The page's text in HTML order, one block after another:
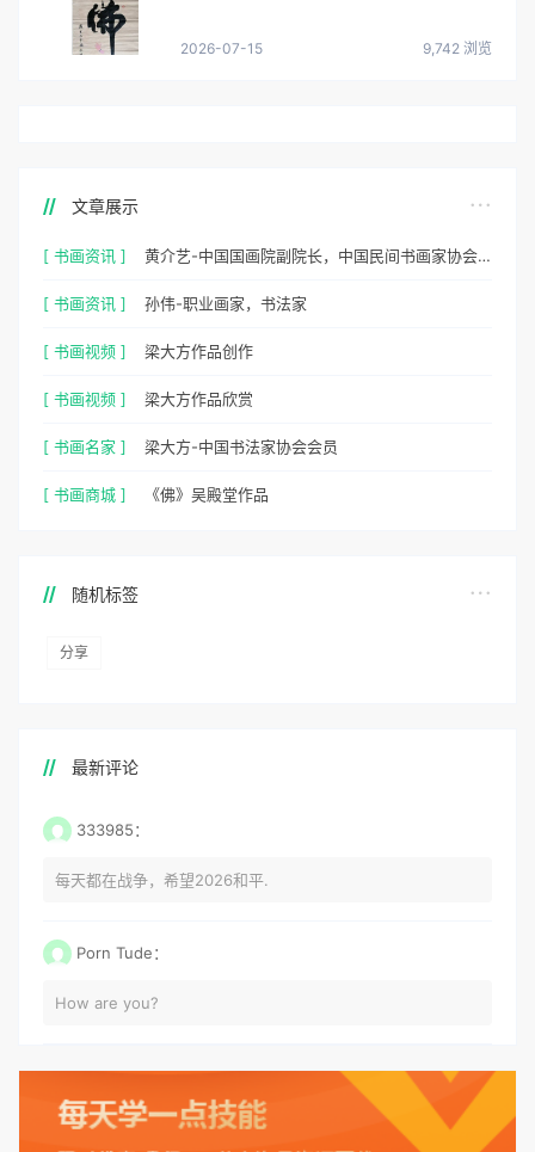
2026-07-15 9,742 浏览
文章展示
[ 书画资讯 ] 黄介艺-中国国画院副院长，中国民间书画家协会副主席
[ 书画资讯 ] 孙伟-职业画家，书法家
[ 书画视频 ] 梁大方作品创作
[ 书画视频 ] 梁大方作品欣赏
[ 书画名家 ] 梁大方-中国书法家协会会员
[ 书画商城 ] 《佛》吴殿堂作品
随机标签
分享
最新评论
333985：
每天都在战争，希望2026和平.
Porn Tude：
How are you?